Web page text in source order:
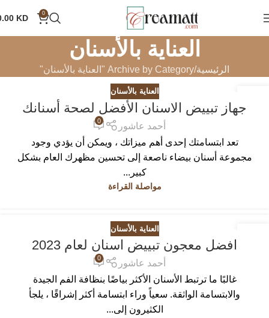
0
KD
العناية بالأسنان
الرئيسية Archive by Category "العناية بالأسنان"
أكتوبر
العناية بالأسنان
جهاز تبييض الاسنان الأفضل لصحة أسنانك
أحمد عاشور
0
تعد ابتسامتك إحدى أهم ميزاتك ، ويمكن أن يؤدي وجود
مجموعة أسنان بيضاء ناصعة إلى تحسين مظهرك العام بشكل
كبير...
مواصلة القراءة
العناية بالأسنان
افضل معجون تبييض اسنان لعام 2023
أحمد عاشور
0
غالبًا ما ترتبط الأسنان الأكثر بياضًا بنظافة الفم الجيدة
والابتسامة الواثقة. سعياً وراء ابتسامة أكثر إشراقًا ، يلجأ
الكثيرون إلى...